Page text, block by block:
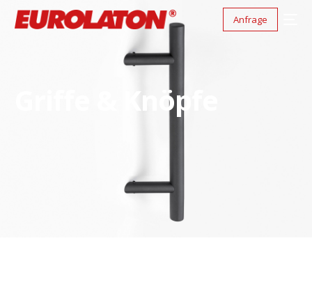
Anfrage
Griffe & Knöpfe